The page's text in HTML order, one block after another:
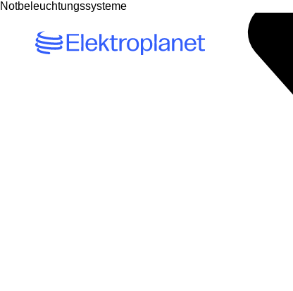
Notbeleuchtungssysteme